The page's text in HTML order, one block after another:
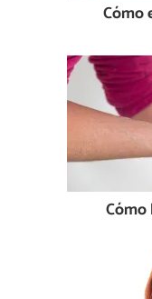
Cómo
Cómo